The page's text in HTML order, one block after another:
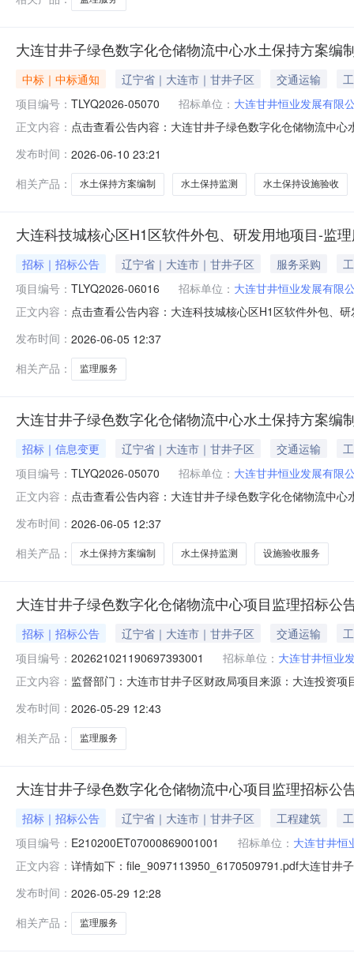
大连甘井子绿色数字化仓储物流中心水土保持方案编
中标｜中标通知 辽宁省｜大连市｜甘井子区 交通运输
项目编号： TLYQ2026-05070 招标单位： 大连甘井恒业发展有限
正文内容： 点击查看公告内容：大连甘井子绿色数字化仓储物流中
发布时间： 2026-06-10 23:21
相关产品：
水土保持方案编制 水土保持监测 水土保持设施验收
大连科技城核心区H1区软件外包、研发用地项目-监
招标｜招标公告 辽宁省｜大连市｜甘井子区 服务采购
项目编号： TLYQ2026-06016 招标单位： 大连甘井恒业发展有限
正文内容： 点击查看公告内容：大连科技城核心区H1区软件外包、
发布时间： 2026-06-05 12:37
相关产品：
监理服务
大连甘井子绿色数字化仓储物流中心水土保持方案编
招标｜信息变更 辽宁省｜大连市｜甘井子区 交通运输
项目编号： TLYQ2026-05070 招标单位： 大连甘井恒业发展有限
正文内容： 点击查看公告内容：大连甘井子绿色数字化仓储物流中
发布时间： 2026-06-05 12:37
相关产品：
水土保持方案编制 水土保持监测 设施验收服务
大连甘井子绿色数字化仓储物流中心项目监理招标公
招标｜招标公告 辽宁省｜大连市｜甘井子区 交通运输
项目编号： 202621021190697393001 招标单位： 大连甘井恒业
正文内容： 监督部门：大连市甘井子区财政局项目来源：大连投资
筹资金:100.0%招标方式：公开招标项目总投资：
栋冷链仓
发布时间： 2026-05-29 12:43
相关产品：
监理服务
大连甘井子绿色数字化仓储物流中心项目监理招标公
招标｜招标公告 辽宁省｜大连市｜甘井子区 工程建筑
项目编号： E210200ET07000869001001 招标单位： 大连甘井恒
正文内容： 详情如下：file_9097113950_6170509791.pdf大连甘井
目》第二次变更有关事项的函。（甘发改备【2025】80
恒业发展
发布时间： 2026-05-29 12:28
相关产品：
监理服务